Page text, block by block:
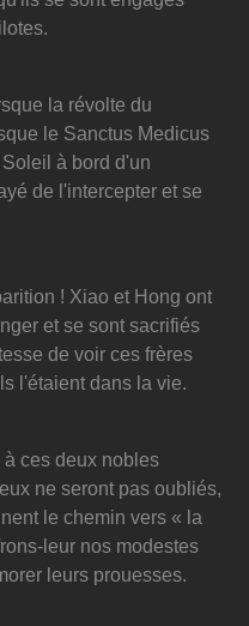
la révolte du
le Sanctus Medicus
à bord d'un
de l'intercepter et se
! Xiao et Hong ont
et se sont sacrifiés
de voir ces frères
l'étaient dans la vie.
ces deux nobles
ne seront pas oubliés,
le chemin vers « la
leur nos modestes
leurs prouesses.